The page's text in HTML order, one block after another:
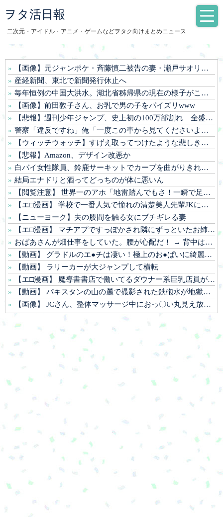
ヲタ活日報
二次元・アイドル・アニメ・ゲームなどヲタク向けまとめニュース
【画像】元ジャンポケ・斉藤慎二被告の妻・瀬戸サオリがインスタ更新！その内容がガチでヤバすぎる…
産経新聞、東北で新聞発行休止へ
毎年恒例の中国大洪水。湖北省秭帰県の現在の様子がこちら
【画像】前田敦子さん、お乳で男の子をパイズリwww
【悲報】週刊少年ジャンプ、史上初の100万部割れ 全盛期653万部から98万部に…紙の雑誌「100万部超え」が消滅
警察「違反ですね」俺「一度この車から見てくださいよ」→見通しの悪い交差点で揉めた結果、まさかの展開に…
【ウィッチウォッチ】すげえ取ってつけたような悲しき過去だった
【悲報】Amazon、デザイン改悪か
白バイ女性隊員、鈴鹿サーキットでカーブを曲がりきれず転倒して重傷
結局エナドリと酒ってどっちのが体に悪いん
【閲覧注意】 世界一のアホ「地雷踏んでもさ！一瞬で足引けば問題なくね？ｗ」⇒ 実践した結果
【エ□漫画】 学校で一番人気で憧れの清楚美人先輩JKに何故か突然エ□動画撮影の竿役を頼まれて…！？
【ニューヨーク】夫の股間を触る女にブチギレる妻
【エ□漫画】 マチアプですっぽかされ隣にずっといたお姉さんも同じく待ちぼうけだったので飲みに行くことに【1話無料】
おばあさんが畑仕事をしていた。腰が心配だ！ → 背中はこんな様子です…
【動画】 グラドルのエ●チは凄い！極上のお●ぱいに綺麗な体の無防備な姿はエ□ぃ！
【動画】 ラリーカーが大ジャンプして横転
【エ□漫画】 魔導書書店で働いてるダウナー系巨乳店員が同僚の童貞く●にパパ活を持ちかけてお金をもらって中出しセッ●スしちゃう！
【動画】 パキスタンの山の麓で撮影された鉄砲水が地獄すぎる。
【画像】 JCさん、整体マッサージ中におっ〇い丸見え放送事故！オカズにされてシコられまくるｗｗｗ